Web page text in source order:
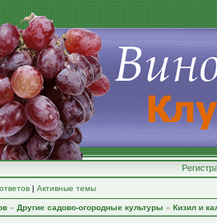
| Активные темы
» Другие садово-огородные культуры » Кизил и